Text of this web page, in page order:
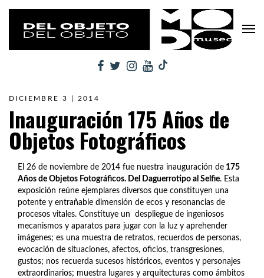
DICIEMBRE 3 | 2014
Inauguración 175 Años de
Objetos Fotográficos
El 26 de noviembre de 2014 fue nuestra inauguración de 175
Años de Objetos Fotográficos. Del Daguerrotipo al Selfie. Esta
exposición reúne ejemplares diversos que constituyen una
potente y entrañable dimensión de ecos y resonancias de
procesos vitales. Constituye un despliegue de ingeniosos
mecanismos y aparatos para jugar con la luz y aprehender
imágenes; es una muestra de retratos, recuerdos de personas,
evocación de situaciones, afectos, oficios, transgresiones,
gustos; nos recuerda sucesos históricos, eventos y personajes
extraordinarios; muestra lugares y arquitecturas como ámbitos